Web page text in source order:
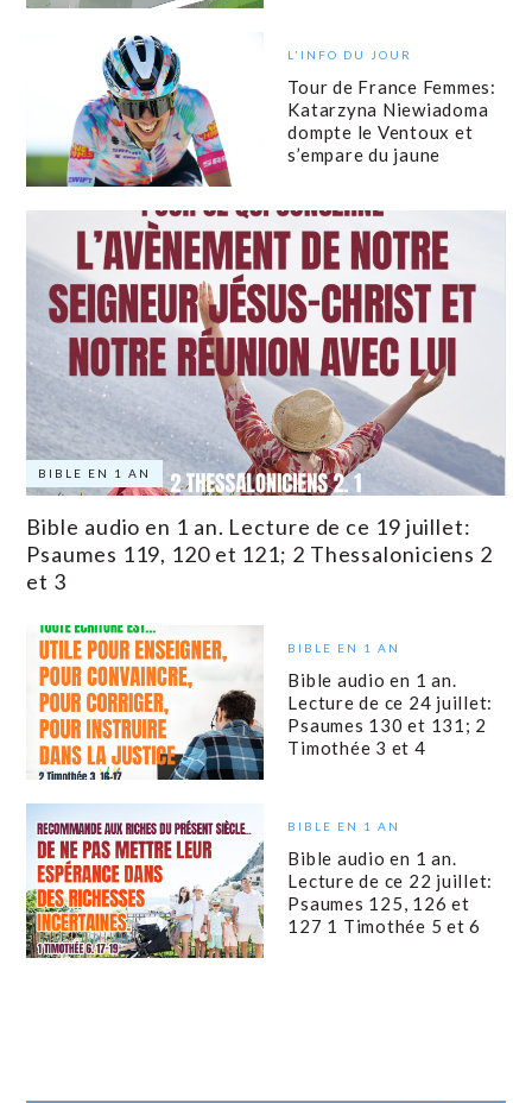
L'INFO DU JOUR
Tour de France Femmes:
Katarzyna Niewiadoma
dompte le Ventoux et
s’empare du jaune
BIBLE EN 1 AN
Bible audio en 1 an. Lecture de ce 19 juillet:
Psaumes 119, 120 et 121; 2 Thessaloniciens 2
et 3
BIBLE EN 1 AN
Bible audio en 1 an.
Lecture de ce 24 juillet:
Psaumes 130 et 131; 2
Timothée 3 et 4
BIBLE EN 1 AN
Bible audio en 1 an.
Lecture de ce 22 juillet:
Psaumes 125, 126 et
127 1 Timothée 5 et 6